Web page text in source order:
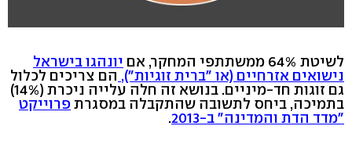
לשיטת 64% ממשתתפי המחקר, אם יונהגו בישראל
נישואים אזרחיים (או "ברית זוגיות"), הם צריכים לכלול
גם זוגות חד-מיניים. בנושא זה חלה עלייה ניכרת (14%)
בתמיכה, ביחס לתשובה שהתקבלה במסגרתפרוייקט
"מדד הדת והמדינה" ב-2013 .